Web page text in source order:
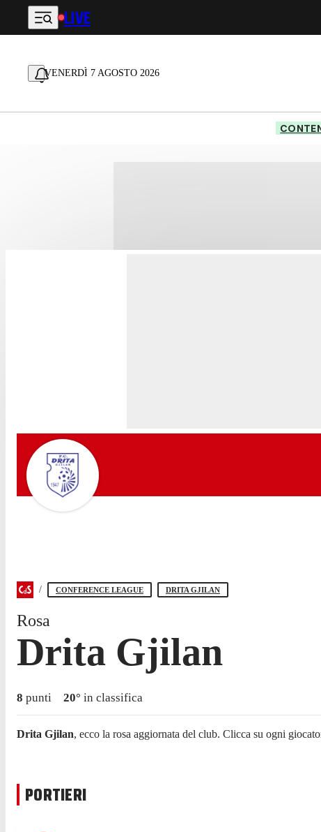
Vai al contenuto principale
LIVE
VENERDÌ 7 AGOSTO 2026
CONFERENCE LEAGUE DRITA GJILAN
Rosa
Drita Gjilan
8 punti 20° in classifica
Drita Gjilan, ecco la rosa aggiornata del club. Clicca su ogni
PORTIERI